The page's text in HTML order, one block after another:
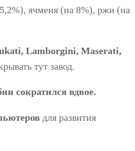
ячменя (на 8%), ржи (на
Lamborgini, Maserati,
тут завод.
сократился вдвое.
для развития